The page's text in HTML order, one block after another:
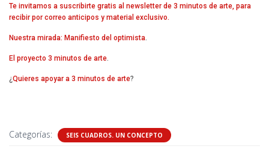
Te invitamos a suscribirte gratis al newsletter de 3 minutos de arte, para
recibir por correo anticipos y material exclusivo.
Nuestra mirada: Manifiesto del optimista.
El proyecto 3 minutos de arte.
¿Quieres apoyar a 3 minutos de arte?
Categorías: SEIS CUADROS. UN CONCEPTO